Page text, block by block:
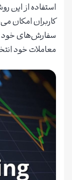
استفاده از این
کاربران امکان
سفارش‌های خود
معاملات خود